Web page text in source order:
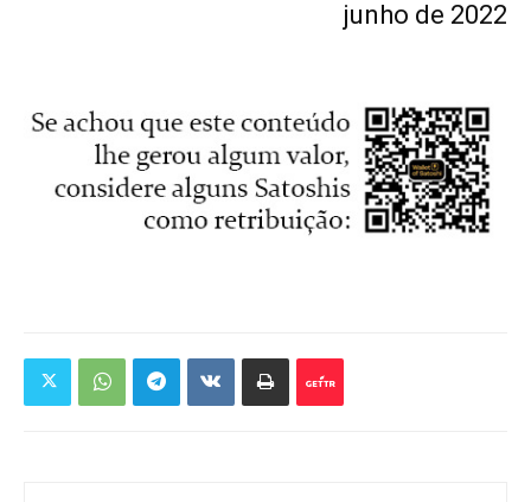
junho de 2022